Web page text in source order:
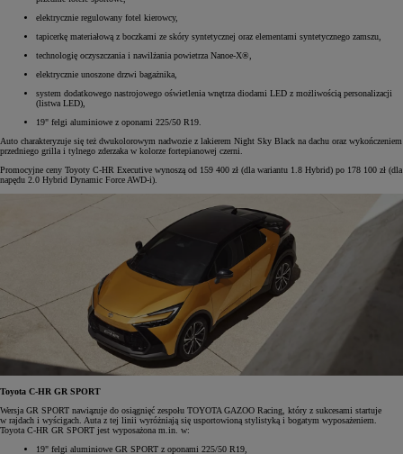
elektrycznie regulowany fotel kierowcy,
tapicerkę materiałową z boczkami ze skóry syntetycznej oraz elementami syntetycznego zamszu,
technologię oczyszczania i nawilżania powietrza Nanoe-X®,
elektrycznie unoszone drzwi bagażnika,
system dodatkowego nastrojowego oświetlenia wnętrza diodami LED z możliwością personalizacji
(listwa LED),
19" felgi aluminiowe z oponami 225/50 R19.
Auto charakteryzuje się też dwukolorowym nadwozie z lakierem Night Sky Black na dachu oraz wykończeniem
przedniego grilla i tylnego zderzaka w kolorze fortepianowej czerni.
Promocyjne ceny Toyoty C-HR Executive wynoszą od 159 400 zł (dla wariantu 1.8 Hybrid) po 178 100 zł (dla
napędu 2.0 Hybrid Dynamic Force AWD-i).
Toyota C-HR GR SPORT
Wersja GR SPORT nawiązuje do osiągnięć zespołu TOYOTA GAZOO Racing, który z sukcesami startuje
w rajdach i wyścigach. Auta z tej linii wyróżniają się usportowioną stylistyką i bogatym wyposażeniem.
Toyota C-HR GR SPORT jest wyposażona m.in. w:
19" felgi aluminiowe GR SPORT z oponami 225/50 R19,